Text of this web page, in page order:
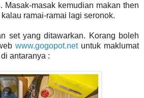
Masak-masak kemudian makan then
ramai-ramai lagi seronok.
set yang ditawarkan. Korang boleh
www.gogopot.netuntuk maklumat
antaranya :